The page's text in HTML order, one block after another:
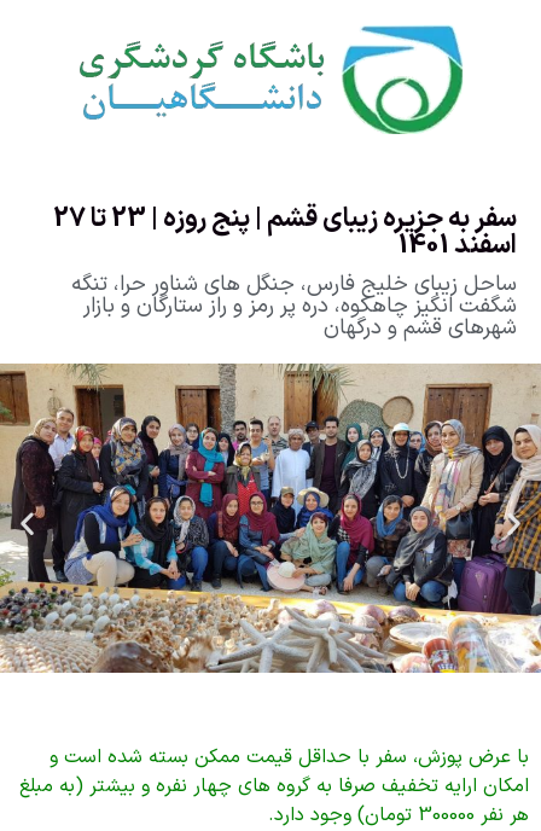
سفر به جزیره زیبای قشم | پنج روزه | 23 تا 27
اسفند 1401
ساحل زیبای خلیج فارس، جنگل های شناور حرا، تنگه
شگفت انگیز چاهکوه، دره پر رمز و راز ستارگان و بازار
شهرهای قشم و درگهان
با عرض پوزش، سفر با حداقل قیمت ممکن بسته شده است و
امکان ارایه تخفیف صرفا به گروه های چهار نفره و بیشتر (به مبلغ
هر نفر 300000 تومان) وجود دارد.